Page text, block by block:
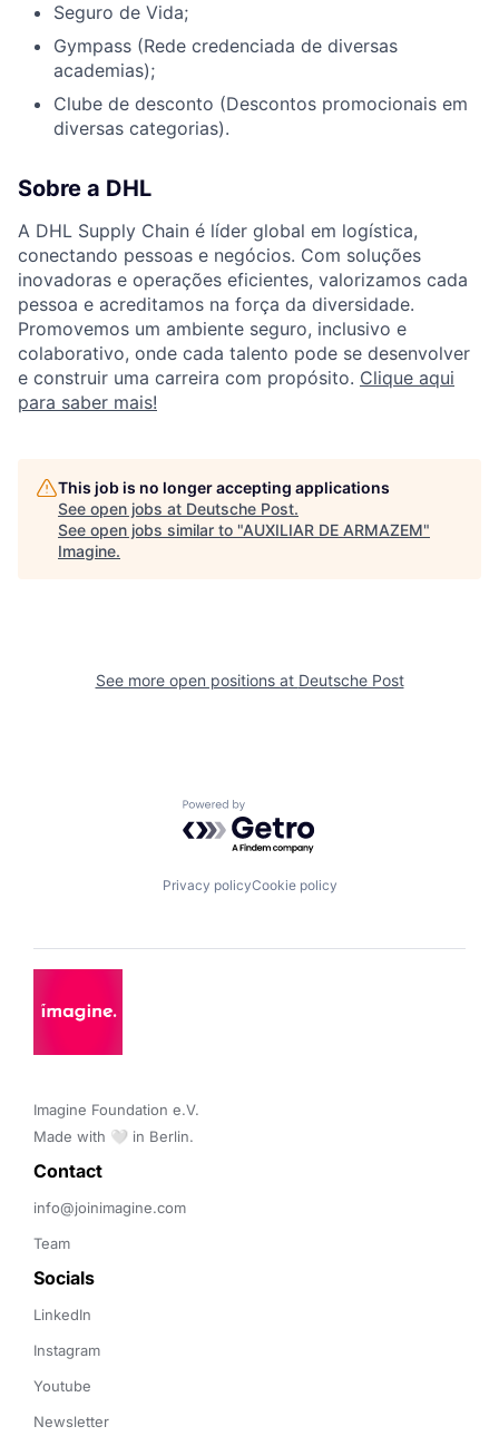
Seguro de Vida;
Gympass (Rede credenciada de diversas
academias);
Clube de desconto (Descontos promocionais em
diversas categorias).
Sobre a DHL
A DHL Supply Chain é líder global em logística,
conectando pessoas e negócios. Com soluções
inovadoras e operações eficientes, valorizamos cada
pessoa e acreditamos na força da diversidade.
Promovemos um ambiente seguro, inclusivo e
colaborativo, onde cada talento pode se desenvolver
e construir uma carreira com propósito. Clique aqui
para saber mais!
This job is no longer accepting applications
See open jobs at Deutsche Post.
See open jobs similar to "AUXILIAR DE ARMAZEM"
Imagine.
See more open positions at Deutsche Post
Powered by Getro.com
Privacy policyCookie policy
Imagine Foundation e.V.
Made with 🤍 in Berlin.
Contact
info@joinimagine.com
Team
Socials
LinkedIn
Instagram
Youtube
Newsletter